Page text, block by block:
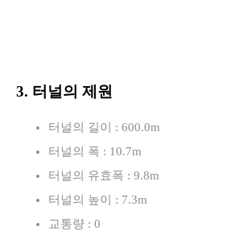
3. 터널의 제원
터널의 길이 : 600.0m
터널의 폭 : 10.7m
터널의 유효폭 : 9.8m
터널의 높이 : 7.3m
교통량 : 0